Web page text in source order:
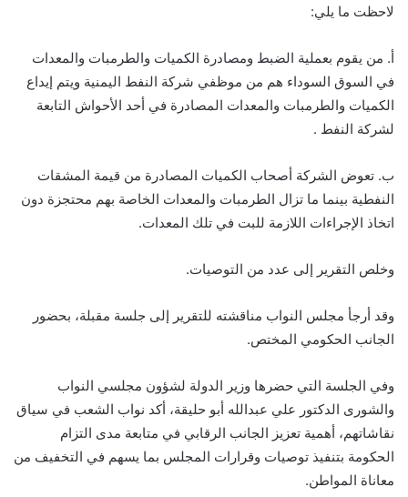
لاحظت ما يلي:
أ. من يقوم بعملية الضبط ومصادرة الكميات والطرمبات والمعدات
في السوق السوداء هم من موظفي شركة النفط اليمنية ويتم إيداع
الكميات والطرمبات والمعدات المصادرة في أحد الأحواش التابعة
لشركة النفط .
ب. تعوض الشركة أصحاب الكميات المصادرة من قيمة المشقات
النفطية بينما ما تزال الطرمبات والمعدات الخاصة بهم محتجزة دون
اتخاذ الإجراءات اللازمة للبت في تلك المعدات.
وخلص التقرير إلى عدد من التوصيات.
وقد أرجأ مجلس النواب مناقشته للتقرير إلى جلسة مقبلة، بحضور
الجانب الحكومي المختص.
وفي الجلسة التي حضرها وزير الدولة لشؤون مجلسي النواب
والشورى الدكتور علي عبدالله أبو حليقة، أكد نواب الشعب في سياق
نقاشاتهم، أهمية تعزيز الجانب الرقابي في متابعة مدى التزام
الحكومة بتنفيذ توصيات وقرارات المجلس بما يسهم في التخفيف من
معاناة المواطن.